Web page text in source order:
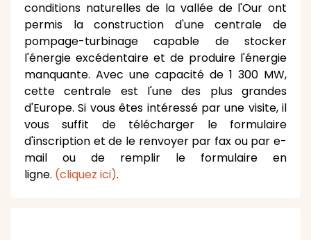
conditions naturelles de la vallée de l'Our ont
permis la construction d'une centrale de
pompage-turbinage capable de stocker
l'énergie excédentaire et de produire l'énergie
manquante. Avec une capacité de 1 300 MW,
cette centrale est l'une des plus grandes
d'Europe. Si vous êtes intéressé par une visite, il
vous suffit de télécharger le formulaire
d'inscription et de le renvoyer par fax ou par e-
mail ou de remplir le formulaire en
ligne. (cliquez ici).